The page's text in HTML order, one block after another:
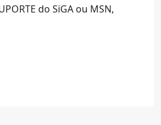
do SiGA ou MSN,